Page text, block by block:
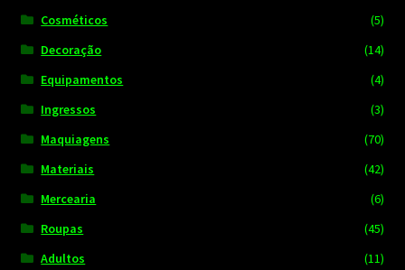
Cosméticos
(5)
Decoração
(14)
Equipamentos
(4)
Ingressos
(3)
Maquiagens
(70)
Materiais
(42)
Mercearia
(6)
Roupas
(45)
Adultos
(11)